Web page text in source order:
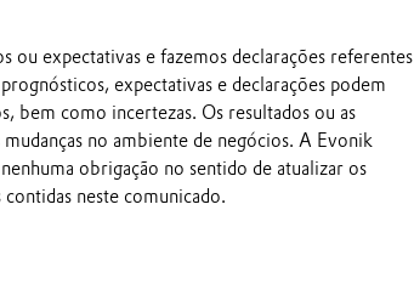
ou expectativas e fazemos declarações referentes
expectativas e declarações podem
bem como incertezas. Os resultados ou as
no ambiente de negócios. A Evonik
obrigação no sentido de atualizar os
neste comunicado.